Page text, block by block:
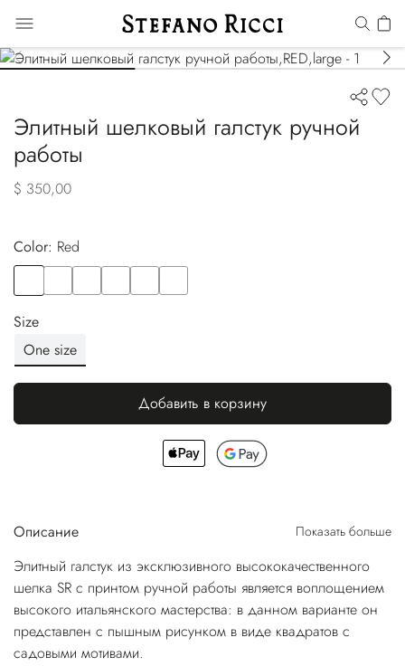
Элитный шелковый галстук ручной
работы
$ 350,00
Color:
red
Size
One size
Добавить в корзину
Описание Показать больше
Элитный галстук из эксклюзивного высококачественного
шелка SR с принтом ручной работы является воплощением
высокого итальянского мастерства: в данном варианте он
представлен с пышным рисунком в виде квадратов с
садовыми мотивами.